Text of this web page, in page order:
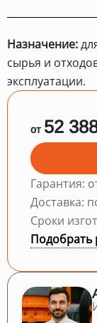
Назначение:
сырья и
эксплуатации.
от 52
Гарантия:
Доставка:
Сроки